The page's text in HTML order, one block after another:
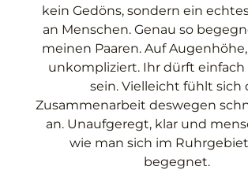
kein Gedöns, sondern ein
an Menschen. Genau so
meinen Paaren. Auf
unkompliziert. Ihr dürft einfach
sein. Vielleicht fühlt sich
Zusammenarbeit deswegen
an. Unaufgeregt, klar und
wie man sich im
begegnet.